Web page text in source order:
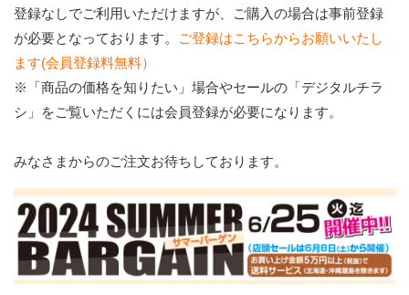
登録なしでご利用いただけますが、ご購入の場合は事前登録
が必要となっております。
ご登録はこちらからお願いいたし
ます(会員登録料無料）
※「商品の価格を知りたい」場合やセールの「デジタルチラ
シ」をご覧いただくには会員登録が必要になります。
みなさまからのご注文お待ちしております。